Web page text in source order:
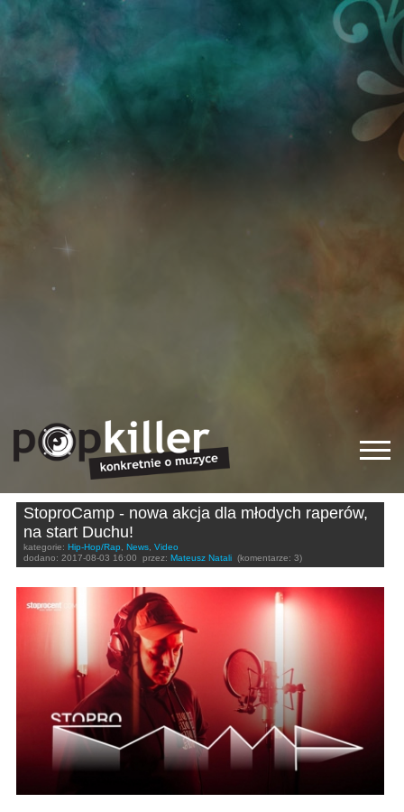
StoproCamp - nowa akcja dla młodych raperów,
na start Duchu!
kategorie: Hip-Hop/Rap, News, Video
dodano: 2017-08-03 16:00 przez: Mateusz Natali (komentarze: 3)